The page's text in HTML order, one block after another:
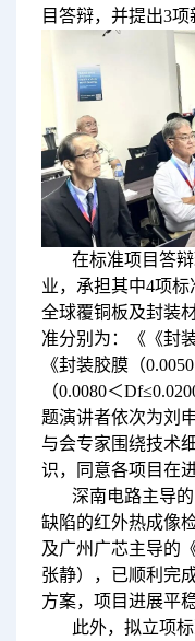
目答辩，并提出3项
在标准项目答
业，承担其中4项
全球覆铜板及封装
准分别为：《《封
《封装胶膜（
（0.0080＜
题演讲者依次为刘
与会专家围绕技术
识，同意各项目在
深南电路主导
缺陷的红外热成像
及广州广芯主导的
张静），已顺利完
方案，项目进展平
此外，拟立项